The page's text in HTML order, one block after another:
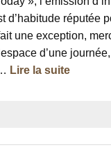
d’habitude réputée
une exception,
d’une
Lire la suite